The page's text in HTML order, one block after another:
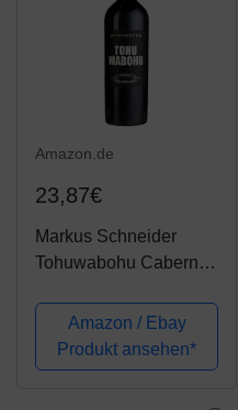
Amazon.de
23,87€
Markus Schneider
Tohuwabohu Cabernet
0.75 l)Amazon / Ebay
Produkt ansehen*